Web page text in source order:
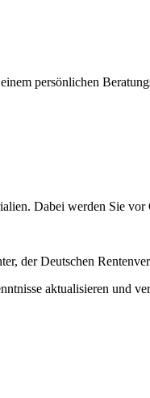
persönlichen
Dabei werden Sie
der Deutschen
aktualisieren und